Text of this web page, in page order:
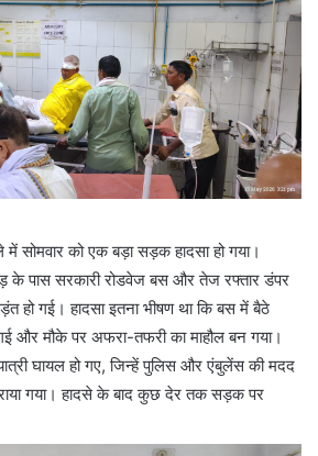
सोमवार को एक बड़ा सड़क हादसा हो गया।
के पास सरकारी रोडवेज बस और तेज रफ्तार डंपर
हो गई। हादसा इतना भीषण था कि बस में बैठे
और मौके पर अफरा-तफरी का माहौल बन गया।
घायल हो गए, जिन्हें पुलिस और एंबुलेंस की मदद
गया। हादसे के बाद कुछ देर तक सड़क पर